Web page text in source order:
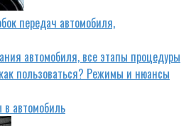
передач автомобиля,
автомобиля, все этапы процедуры
пользоваться? Режимы и нюансы
автомобиль